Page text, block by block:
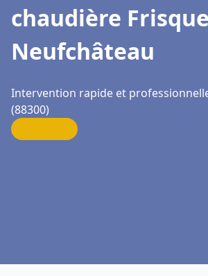
chaudière
Neufchâteau
Intervention rapide et
(88300)